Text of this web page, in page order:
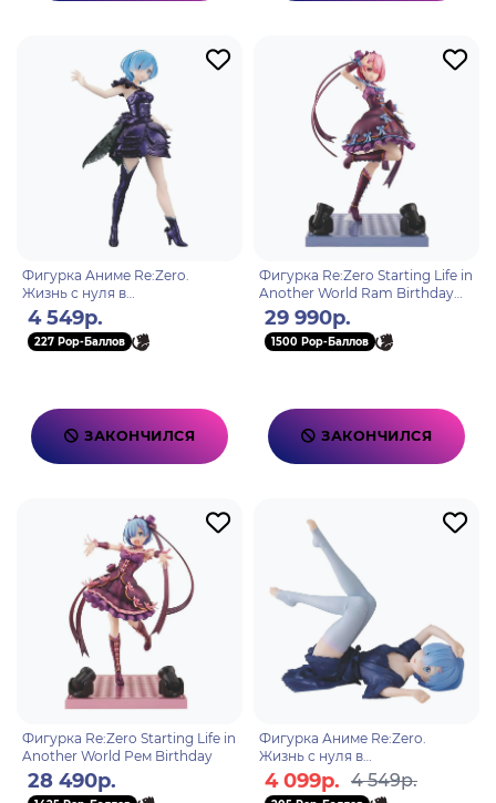
Фигурка Аниме Re:Zero.
Жизнь с нуля в
альтернативном мире
Dianacht Couture Rem 20см.
BP19325P
4 549р.
227 Pop-Баллов
ЗАКОНЧИЛСЯ
Фигурка Re:Zero Starting Life in
Another World Ram Birthday
2021 4935228479238
29 990р.
1500 Pop-Баллов
ЗАКОНЧИЛСЯ
Фигурка Re:Zero Starting Life in
Another World Рем Birthday
28 490р.
Фигурка Аниме Re:Zero.
Жизнь с нуля в
альтернативном мире Relax
Time Rem 10см BP19771P
4 099р. 4 549р.